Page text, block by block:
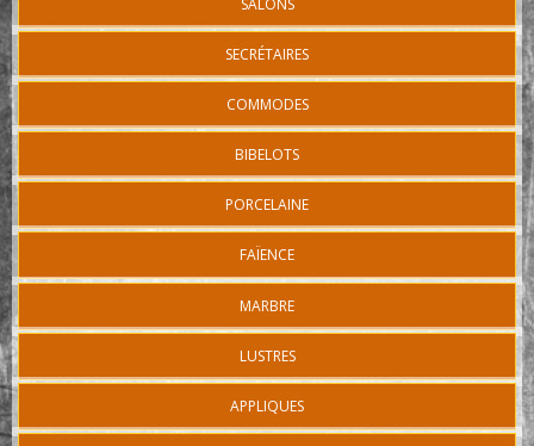
SALONS
SECRÉTAIRES
COMMODES
BIBELOTS
PORCELAINE
FAÏENCE
MARBRE
LUSTRES
APPLIQUES